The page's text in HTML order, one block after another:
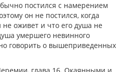
постился с намерением
он не постился, когда
не оживет и что его душа не
умершего невинного
говорить о вышеприведенных